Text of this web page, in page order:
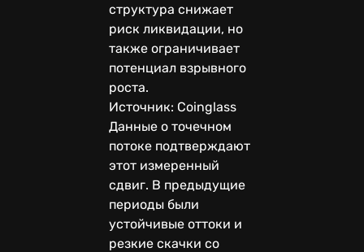
структура снижает
риск ликвидации, но
также ограничивает
потенциал взрывного
роста.
Источник: Coinglass
Данные о точечном
потоке подтверждают
этот измеренный
сдвиг. В предыдущие
периоды были
устойчивые оттоки и
резкие скачки со